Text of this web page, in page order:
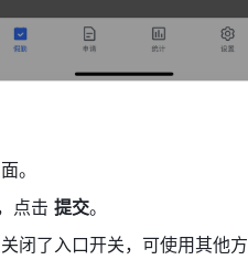
。
点击 提交。
闭了入口开关，可使用其他